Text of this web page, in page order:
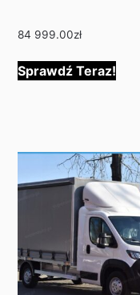
84 999.00zł
Sprawdź Teraz!